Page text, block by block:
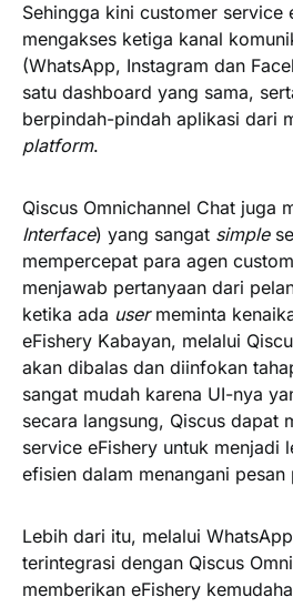
Sehingga kini customer service
mengakses ketiga kanal
(WhatsApp, Instagram dan
satu dashboard yang sama,
berpindah-pindah aplikasi dari
platform.
Qiscus Omnichannel Chat juga
Interface) yang sangat simple
mempercepat para agen
menjawab pertanyaan dari
ketika ada usermeminta
eFishery Kabayan, melalui
akan dibalas dan diinfokan
sangat mudah karena UI-nya
secara langsung, Qiscus dapat
service eFishery untuk menjadi
efisien dalam menangani pesan
Lebih dari itu, melalui
terintegrasi dengan Qiscus
memberikan eFishery